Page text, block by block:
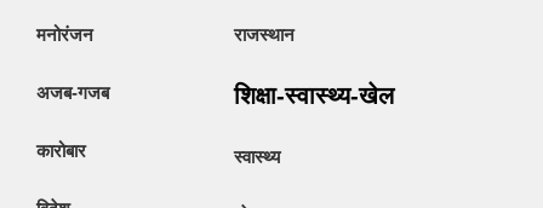
मनोरंजन
अजब-गजब
कारोबार
राजस्थान
शिक्षा-स्वास्थ्य-खेल
स्वास्थ्य